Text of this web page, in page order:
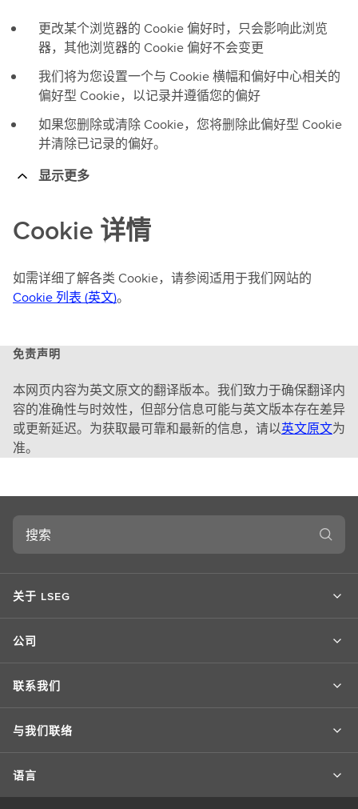
更改某个浏览器的 Cookie 偏好时，只会影响此浏览
器，其他浏览器的 Cookie 偏好不会变更
我们将为您设置一个与 Cookie 横幅和偏好中心相关的
偏好型 Cookie，以记录并遵循您的偏好
如果您删除或清除 Cookie，您将删除此偏好型 Cookie
并清除已记录的偏好。
显示更多
Cookie 详情
如需详细了解各类 Cookie，请参阅适用于我们网站的
Cookie 列表 (英文)。
免责声明
本网页内容为英文原文的翻译版本。我们致力于确保翻译内
容的准确性与时效性，但部分信息可能与英文版本存在差异
或更新延迟。为获取最可靠和最新的信息，请以英文原文为
准。
搜
关于 LSEG
公司
联系我们
与我们联络
语言